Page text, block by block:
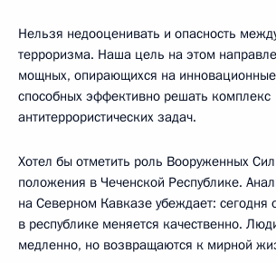
Нельзя недооценивать и опасность
терроризма. Наша цель на этом
мощных, опирающихся на инновационные
способных эффективно решать комплекс
антитеррористических задач.
Хотел бы отметить роль Вооруженных
положения в Чеченской Республике.
на Северном Кавказе убеждает: сегодня
в республике меняется качественно.
медленно, но возвращаются к мирной